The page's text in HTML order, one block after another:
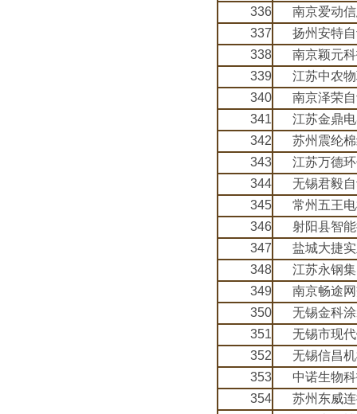
336
南京爱动
337
扬州安特
338
南京颖元
339
江苏中农
340
南京泽荣
341
江苏金鼎
342
苏州震纶
343
江苏万德
344
无锡君毅
345
常州五王
346
射阳县智
347
盐城大捷
348
江苏永钢
349
南京畅途
350
无锡金科
351
无锡市现
352
无锡信昌
353
中诺生物
354
苏州东威